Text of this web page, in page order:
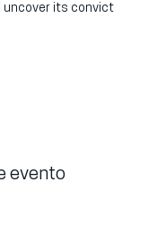
uncover its convict
evento